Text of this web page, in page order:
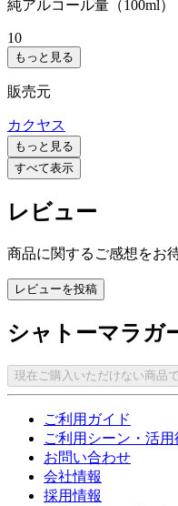
純アルコール量（100ml）
10
もっと見る
販売元
カクヤス
もっと見る
すべて表示
レビュー
商品に関するご感想をお
レビューを投稿
シャトーマラガ
現在ご購入いただけない商品
ご利用ガイド
ご利用シーン・活用
お問い合わせ
会社情報
採用情報